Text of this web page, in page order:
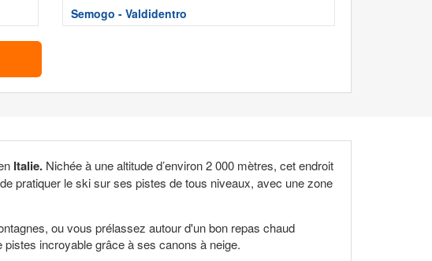
Semogo - Valdidentro
Italie. Nichée à une altitude d’environ 2 000 mètres, cet endroit
pratiquer le ski sur ses pistes de tous niveaux, avec une zone
ou vous prélassez autour d'un bon repas chaud
incroyable grâce à ses canons à neige.